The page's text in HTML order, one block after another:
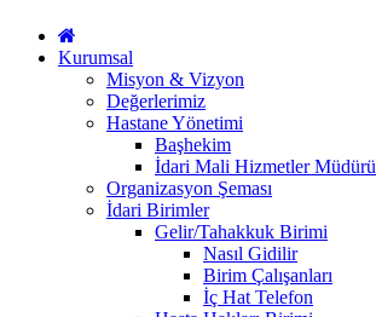
Kurumsal
Misyon & Vizyon
Değerlerimiz
Hastane Yönetimi
Başhekim
İdari Mali Hizmetler Müdürü
Organizasyon Şeması
İdari Birimler
Gelir/Tahakkuk Birimi
Nasıl Gidilir
Birim Çalışanları
İç Hat Telefon